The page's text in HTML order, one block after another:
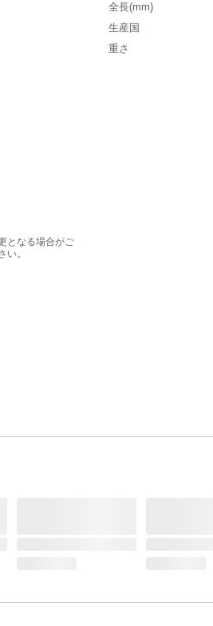
となる場合がご
い。
全長(mm)
生産国
重さ